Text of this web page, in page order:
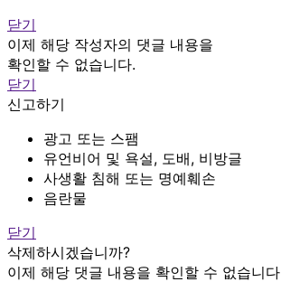
닫기
이제 해당 작성자의 댓글 내용을
확인할 수 없습니다.
닫기
신고하기
광고 또는 스팸
유언비어 및 욕설, 도배, 비방글
사생활 침해 또는 명예훼손
음란물
닫기
삭제하시겠습니까?
이제 해당 댓글 내용을 확인할 수 없습니다